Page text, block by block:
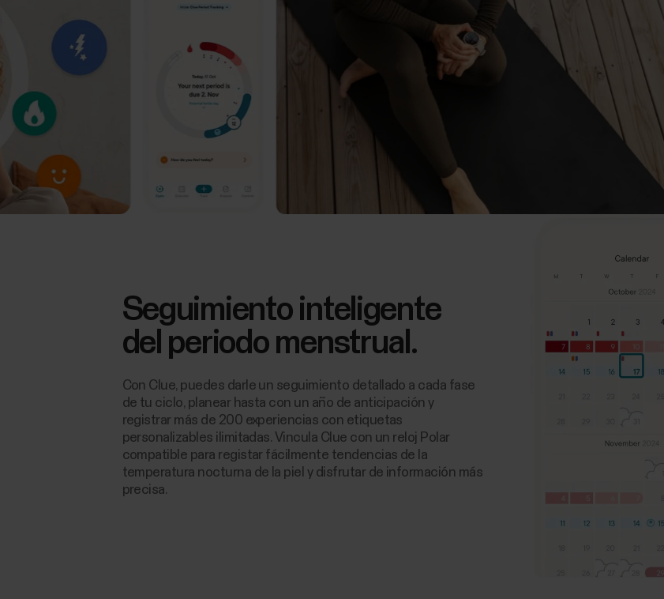
Seguimiento inteligente
del periodo menstrual.
Con Clue, puedes darle un seguimiento detallado a cada fase
de tu ciclo, planear hasta con un año de anticipación y
registrar más de 200 experiencias con etiquetas
personalizables ilimitadas. Vincula Clue con un reloj Polar
compatible para registar fácilmente tendencias de la
temperatura nocturna de la piel y disfrutar de información más
precisa.